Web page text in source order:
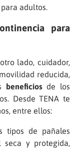
adultos.
para
lado, cuidador,
reducida,
beneficiosde los
Desde TENA te
entre ellos:
tipos de pañales
y protegida,